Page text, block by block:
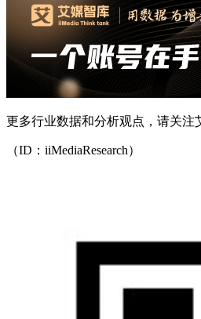
更多行业数据和分析观点，请关注
（ID：iiMediaResearch）